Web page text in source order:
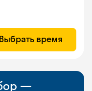
Выбрать время
—